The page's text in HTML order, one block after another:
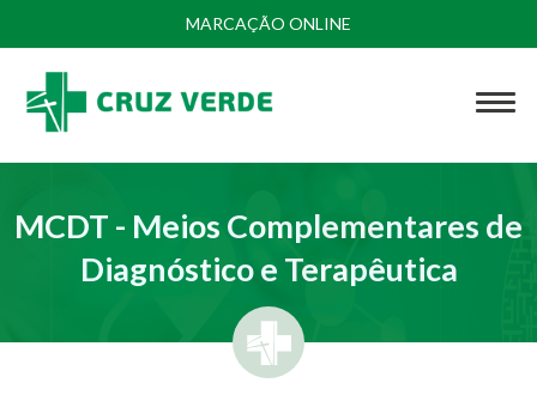
MARCAÇÃO ONLINE
MCDT - Meios Complementares de
Diagnóstico e Terapêutica